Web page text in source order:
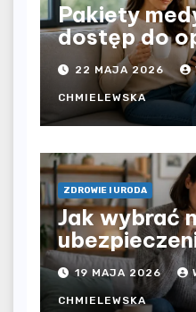
Pakiety
dostęp do
zdrowotnej
ograniczeń
czy
większą
22 MAJA 2026
CHMIELEWSKA
ZDROWIE I URODA
Jak wybrać
19 MAJA 2026
CHMIELEWSKA